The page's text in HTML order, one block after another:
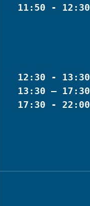
11:50 - 12:30
12:30 - 13:30
13:30 – 17:30
17:30 - 22:00